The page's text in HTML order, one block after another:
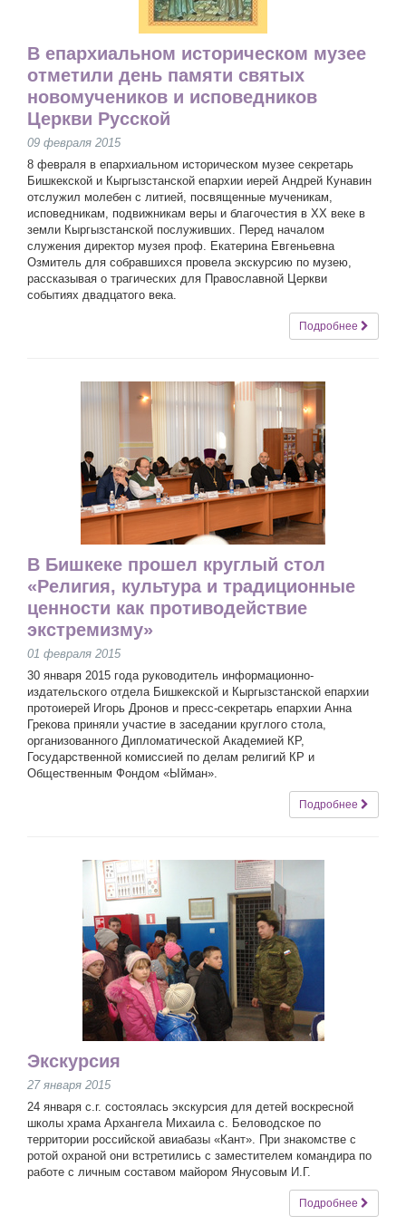
В епархиальном историческом музее
отметили день памяти святых
новомучеников и исповедников
Церкви Русской
09 февраля 2015
8 февраля в епархиальном историческом музее секретарь
Бишкекской и Кыргызстанской епархии иерей Андрей Кунавин
отслужил молебен с литией, посвященные мученикам,
исповедникам, подвижникам веры и благочестия в XX веке в
земли Кыргызстанской послуживших. Перед началом
служения директор музея проф. Екатерина Евгеньевна
Озмитель для собравшихся провела экскурсию по музею,
рассказывая о трагических для Православной Церкви
событиях двадцатого века.
Подробнее
В Бишкеке прошел круглый стол
«Религия, культура и традиционные
ценности как противодействие
экстремизму»
01 февраля 2015
30 января 2015 года руководитель информационно-
издательского отдела Бишкекской и Кыргызстанской епархии
протоиерей Игорь Дронов и пресс-секретарь епархии Анна
Грекова приняли участие в заседании круглого стола,
организованного Дипломатической Академией КР,
Государственной комиссией по делам религий КР и
Общественным Фондом «Ыйман».
Подробнее
Экскурсия
27 января 2015
24 января с.г. состоялась экскурсия для детей воскресной
школы храма Архангела Михаила с. Беловодское по
территории российской авиабазы «Кант». При знакомстве с
ротой охраной они встретились с заместителем командира по
работе с личным составом майором Янусовым И.Г.
Подробнее